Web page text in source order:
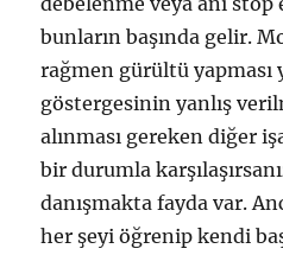
bunların başında gelir.
rağmen gürültü yapması
göstergesinin yanlış
alınması gereken diğer
bir durumla
danışmakta fayda var.
her şeyi öğrenip kendi